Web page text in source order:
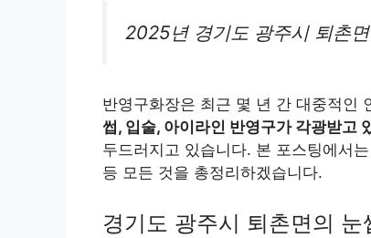
2025년 경기도 광주시 퇴촌
반영구화장은 최근 몇 년 간 대중적인
썹, 입술, 아이라인 반영구가 각광받고
두드러지고 있습니다. 본 포스팅에서
등 모든 것을 총정리하겠습니다.
경기도 광주시 퇴촌면의